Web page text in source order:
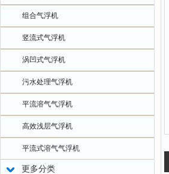
组合气浮机
竖流式气浮机
涡凹式气浮机
污水处理气浮机
平流溶气气浮机
高效浅层气浮机
平流式溶气气浮机
更多分类